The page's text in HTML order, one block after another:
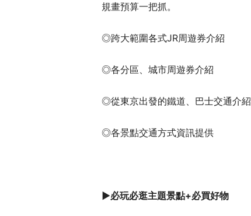
規畫預算一把抓。
◎跨大範圍各式JR周遊券介紹
◎各分區、城市周遊券介紹
◎從東京出發的鐵道、巴士交通介紹
◎各景點交通方式資訊提供
▶必玩必逛主題景點+必買好物